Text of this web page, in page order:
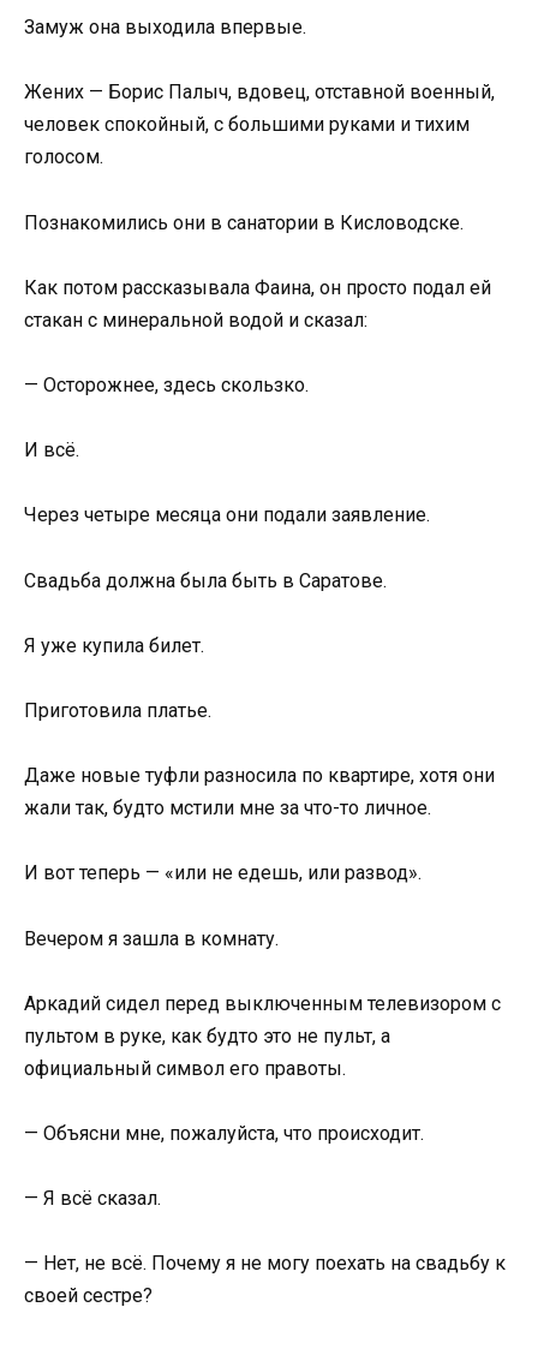
Замуж она выходила впервые.
Жених — Борис Палыч, вдовец, отставной военный,
человек спокойный, с большими руками и тихим
голосом.
Познакомились они в санатории в Кисловодске.
Как потом рассказывала Фаина, он просто подал ей
стакан с минеральной водой и сказал:
— Осторожнее, здесь скользко.
И всё.
Через четыре месяца они подали заявление.
Свадьба должна была быть в Саратове.
Я уже купила билет.
Приготовила платье.
Даже новые туфли разносила по квартире, хотя они
жали так, будто мстили мне за что-то личное.
И вот теперь — «или не едешь, или развод».
Вечером я зашла в комнату.
Аркадий сидел перед выключенным телевизором с
пультом в руке, как будто это не пульт, а
официальный символ его правоты.
— Объясни мне, пожалуйста, что происходит.
— Я всё сказал.
— Нет, не всё. Почему я не могу поехать на свадьбу к
своей сестре?